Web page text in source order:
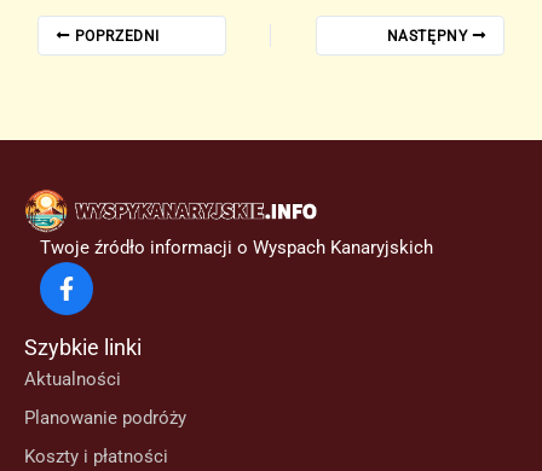
POPRZEDNI NASTĘPNY
Twoje źródło informacji o Wyspach Kanaryjskich
Szybkie linki
Aktualności
Planowanie podróży
Koszty i płatności